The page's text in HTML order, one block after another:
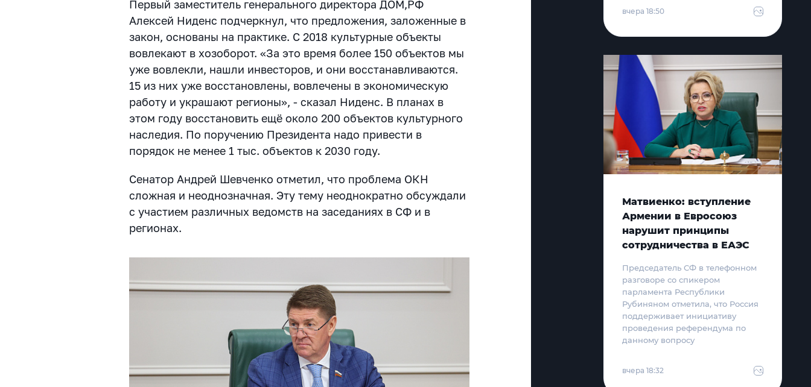
Первый заместитель генерального директора ДОМ,РФ
Алексей Ниденс подчеркнул, что предложения, заложенные в
закон, основаны на практике. С 2018 культурные объекты
вовлекают в хозоборот. «За это время более 150 объектов мы
уже вовлекли, нашли инвесторов, и они восстанавливаются.
15 из них уже восстановлены, вовлечены в экономическую
работу и украшают регионы», - сказал Ниденс. В планах в
этом году восстановить ещё около 200 объектов культурного
наследия. По поручению Президента надо привести в
порядок не менее 1 тыс. объектов к 2030 году.
Сенатор Андрей Шевченко отметил, что проблема ОКН
сложная и неоднозначная. Эту тему неоднократно обсуждали
с участием различных ведомств на заседаниях в СФ и в
регионах.
вчера 18:50
Матвиенко: вступление
Армении в Евросоюз
нарушит принципы
сотрудничества в ЕАЭС
Председатель СФ в телефонном
разговоре со спикером
парламента Республики
Рубиняном отметила, что Россия
поддерживает инициативу
проведения референдума по
данному вопросу
вчера 18:32